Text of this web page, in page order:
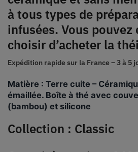
à tous types de
infusées. Vous pouvez
choisir d’acheter la
Expédition rapide sur la France –3 à 5
Matière : Terre cuite –
émaillée. Boîte à thé avec
(bambou) et silicone
Collection : Classic